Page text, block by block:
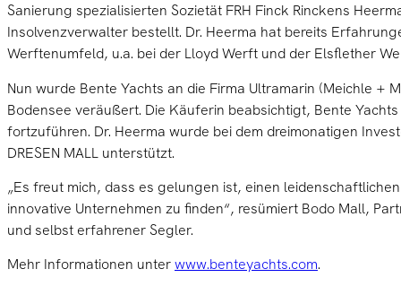
Sanierung spezialisierten Sozietät FRH Finck Rinckens
Insolvenzverwalter bestellt. Dr. Heerma hat bereits
Werftenumfeld, u.a. bei der Lloyd Werft und der Elsflether
Nun wurde Bente Yachts an die Firma Ultramarin (Meichle +
Bodensee veräußert. Die Käuferin beabsichtigt, Bente
fortzuführen. Dr. Heerma wurde bei dem dreimonatigen
DRESEN MALL unterstützt.
„Es freut mich, dass es gelungen ist, einen
innovative Unternehmen zu finden“, resümiert Bodo Mall,
und selbst erfahrener Segler.
Mehr Informationen unterwww.benteyachts.com.